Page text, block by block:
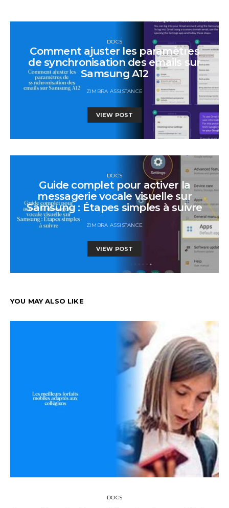
DOCS
Comment ajuster les paramètres
de synchronisation des emails sur
Samsung A12
ZIMBRA ASSISTANCE
VIEW POST
DOCS
Guide complet pour activer la
messagerie vocale visuelle sur
Samsung : Étapes simples à suivre
ZIMBRA ASSISTANCE
VIEW POST
YOU MAY ALSO LIKE
DOCS